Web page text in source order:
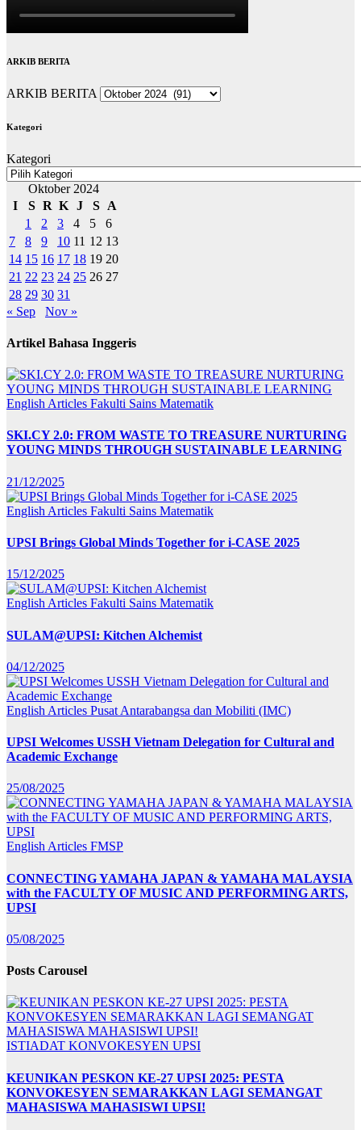
ARKIB BERITA
ARKIB BERITA
Kategori
Kategori
Oktober 2024
I
S R K J S
A
1
2 3 4 5
6
7
8 9 10 11 12 13
14 15 16 17 18 19 20
21 22 23 24 25 26 27
28 29 30 31
« Sep
Nov »
Artikel Bahasa Inggeris
English Articles Fakulti Sains Matematik
SKI.CY 2.0: FROM WASTE TO TREASURE NURTURING
YOUNG MINDS THROUGH SUSTAINABLE LEARNING
21/12/2025
English Articles Fakulti Sains Matematik
UPSI Brings Global Minds Together for i-CASE 2025
15/12/2025
English Articles Fakulti Sains Matematik
SULAM@UPSI: Kitchen Alchemist
04/12/2025
English Articles Pusat Antarabangsa dan Mobiliti (IMC)
UPSI Welcomes USSH Vietnam Delegation for Cultural and
Academic Exchange
25/08/2025
English Articles FMSP
CONNECTING YAMAHA JAPAN & YAMAHA MALAYSIA
with the FACULTY OF MUSIC AND PERFORMING ARTS,
UPSI
05/08/2025
Posts Carousel
ISTIADAT KONVOKESYEN UPSI
KEUNIKAN PESKON KE-27 UPSI 2025: PESTA
KONVOKESYEN SEMARAKKAN LAGI SEMANGAT
MAHASISWA MAHASISWI UPSI!